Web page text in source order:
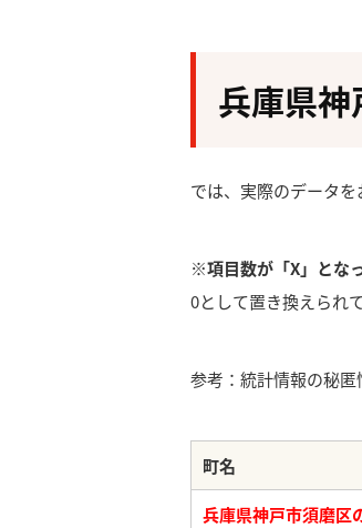
兵庫県
では、実際のデータを
※項目数が「X」とな
0として置き換えられ
参考：統計情報の秘匿
町名
兵庫県神戸市須磨区